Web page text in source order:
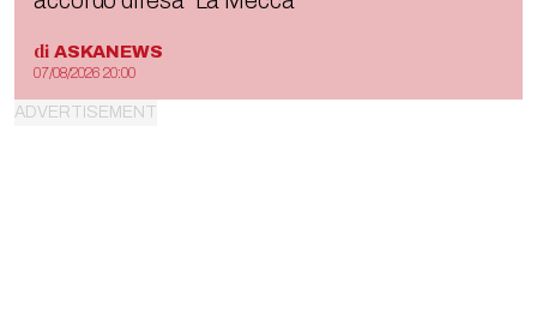
di ASKANEWS
07/08/2026 20:00